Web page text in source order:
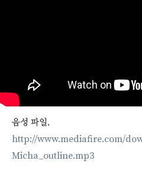
음성 파일.
http://www.mediafire.com/
Micha_outline.mp3